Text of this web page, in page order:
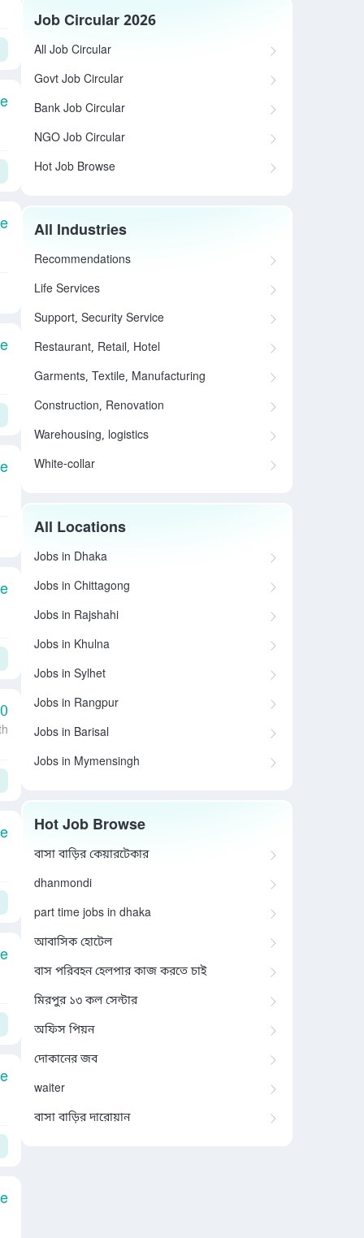
Job Circular 2026
All Job Circular
Govt Job Circular
Bank Job Circular
NGO Job Circular
Hot Job Browse
All Industries
Recommendations
Life Services
Support, Security Service
Restaurant, Retail, Hotel
Garments, Textile, Manufacturing
Construction, Renovation
Warehousing, logistics
White-collar
All Locations
Jobs in Dhaka
Jobs in Chittagong
Jobs in Rajshahi
Jobs in Khulna
Jobs in Sylhet
Jobs in Rangpur
Jobs in Barisal
Jobs in Mymensingh
Hot Job Browse
বাসা বাড়ির কেয়ারটেকার
dhanmondi
part time jobs in dhaka
আবাসিক হোটেল
বাস পরিবহন হেলপার কাজ করতে চাই
মিরপুর ১৩ কল সেন্টার
অফিস পিয়ন
দোকানের জব
waiter
বাসা বাড়ির দারোয়ান